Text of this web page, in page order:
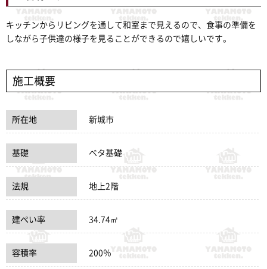
キッチンからリビングを通して和室まで見えるので、食事の準備を
しながら子供達の様子を見ることができるので嬉しいです。
施工概要
所在地 新城市
基礎 ベタ基礎
法規 地上2階
建ぺい率 34.74㎡
容積率 200％